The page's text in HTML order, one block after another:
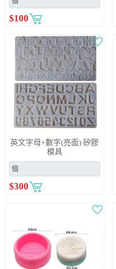
$100
英文字母+數字(亮面) 矽膠
模具
$300